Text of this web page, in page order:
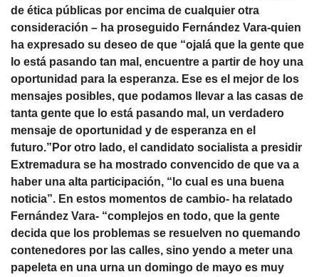
de ética públicas por encima de cualquier otra
consideración – ha proseguido Fernández Vara-quien
ha expresado su deseo de que “ojalá que la gente que
lo está pasando tan mal, encuentre a partir de hoy una
oportunidad para la esperanza. Ese es el mejor de los
mensajes posibles, que podamos llevar a las casas de
tanta gente que lo está pasando mal, un verdadero
mensaje de oportunidad y de esperanza en el
futuro.”Por otro lado, el candidato socialista a presidir
Extremadura se ha mostrado convencido de que va a
haber una alta participación, “lo cual es una buena
noticia”. En estos momentos de cambio- ha relatado
Fernández Vara- “complejos en todo, que la gente
decida que los problemas se resuelven no quemando
contenedores por las calles, sino yendo a meter una
papeleta en una urna un domingo de mayo es muy